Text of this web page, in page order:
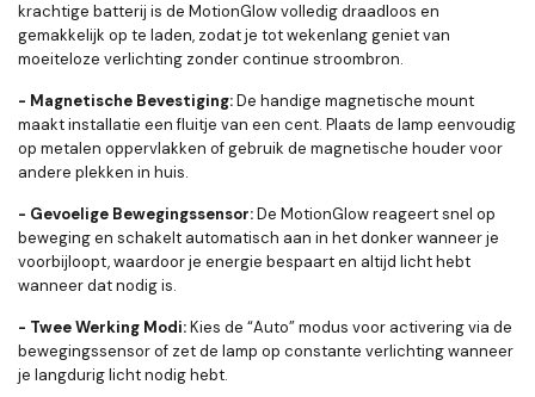
krachtige batterij is de MotionGlow volledig draadloos en
gemakkelijk op te laden, zodat je tot wekenlang geniet van
moeiteloze verlichting zonder continue stroombron.
- Magnetische Bevestiging:De handige magnetische mount
maakt installatie een fluitje van een cent. Plaats de lamp eenvoudig
op metalen oppervlakken of gebruik de magnetische houder voor
andere plekken in huis.
- Gevoelige Bewegingssensor:De MotionGlow reageert snel op
beweging en schakelt automatisch aan in het donker wanneer je
voorbijloopt, waardoor je energie bespaart en altijd licht hebt
wanneer dat nodig is.
- Twee Werking Modi:Kies de “Auto” modus voor activering via de
bewegingssensor of zet de lamp op constante verlichting wanneer
je langdurig licht nodig hebt.